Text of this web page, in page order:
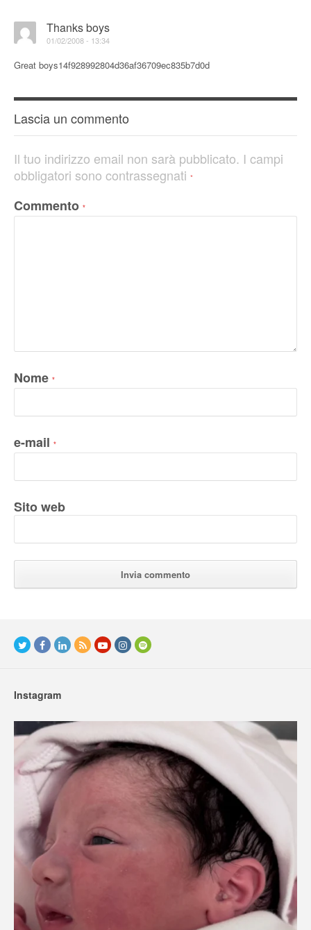
Thanks boys
01/02/2008 - 13:34
Great boys14f928992804d36af36709ec835b7d0d
Lascia un commento
Il tuo indirizzo email non sarà pubblicato. I campi
obbligatori sono contrassegnati *
Commento *
Nome *
e-mail *
Sito web
Instagram